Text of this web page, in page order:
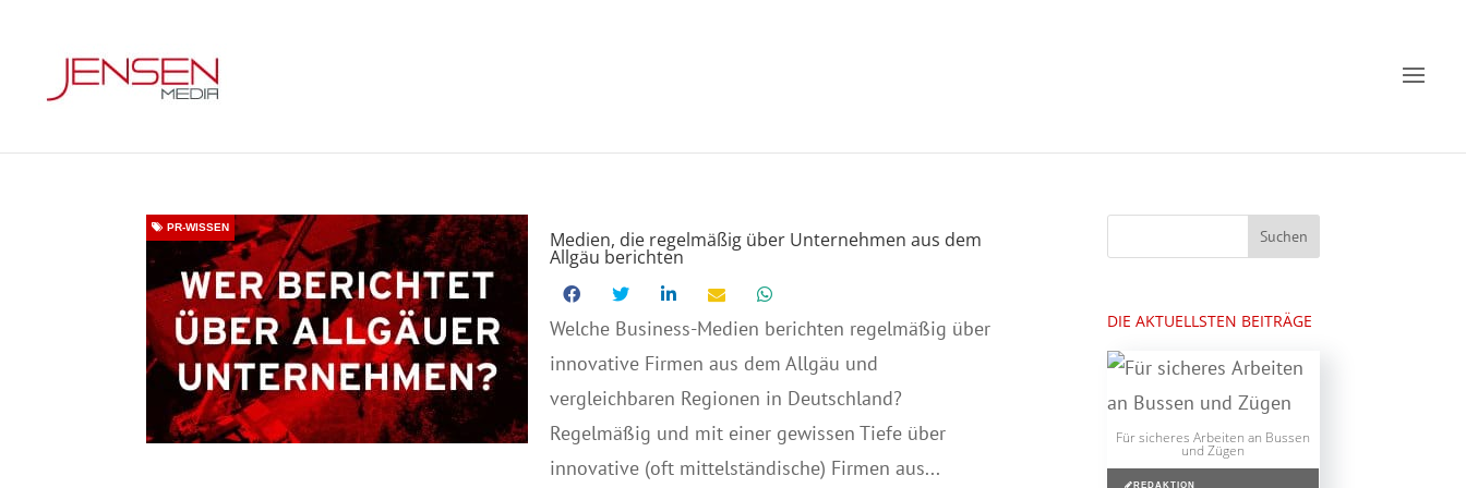
Medien, die regelmäßig über Unternehmen aus dem
Allgäu berichten
PR-WISSEN
Welche Business-Medien berichten regelmäßig über
innovative Firmen aus dem Allgäu und
vergleichbaren Regionen in Deutschland?
Regelmäßig und mit einer gewissen Tiefe über
innovative (oft mittelständische) Firmen aus...
DIE AKTUELLSTEN BEITRÄGE
Für sicheres Arbeiten an Bussen
und Zügen
REDAKTION